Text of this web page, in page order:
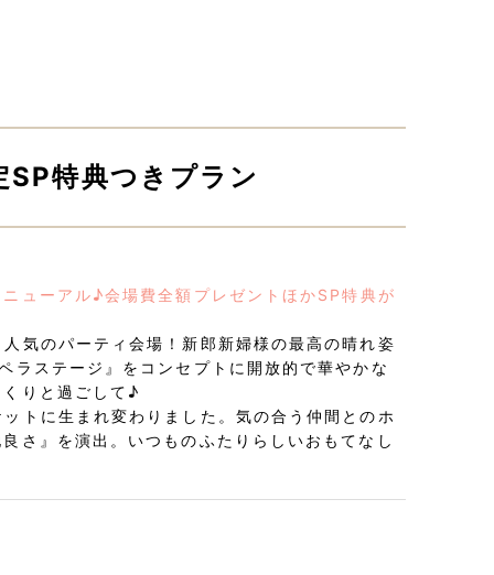
特典つきプラン
ューアル♪会場費全額プレゼントほかSP特典が
気のパーティ会場！新郎新婦様の最高の晴れ姿
ラステージ』をコンセプトに開放的で華やかな
りと過ごして♪
トに生まれ変わりました。気の合う仲間とのホ
さ』を演出。いつものふたりらしいおもてなし